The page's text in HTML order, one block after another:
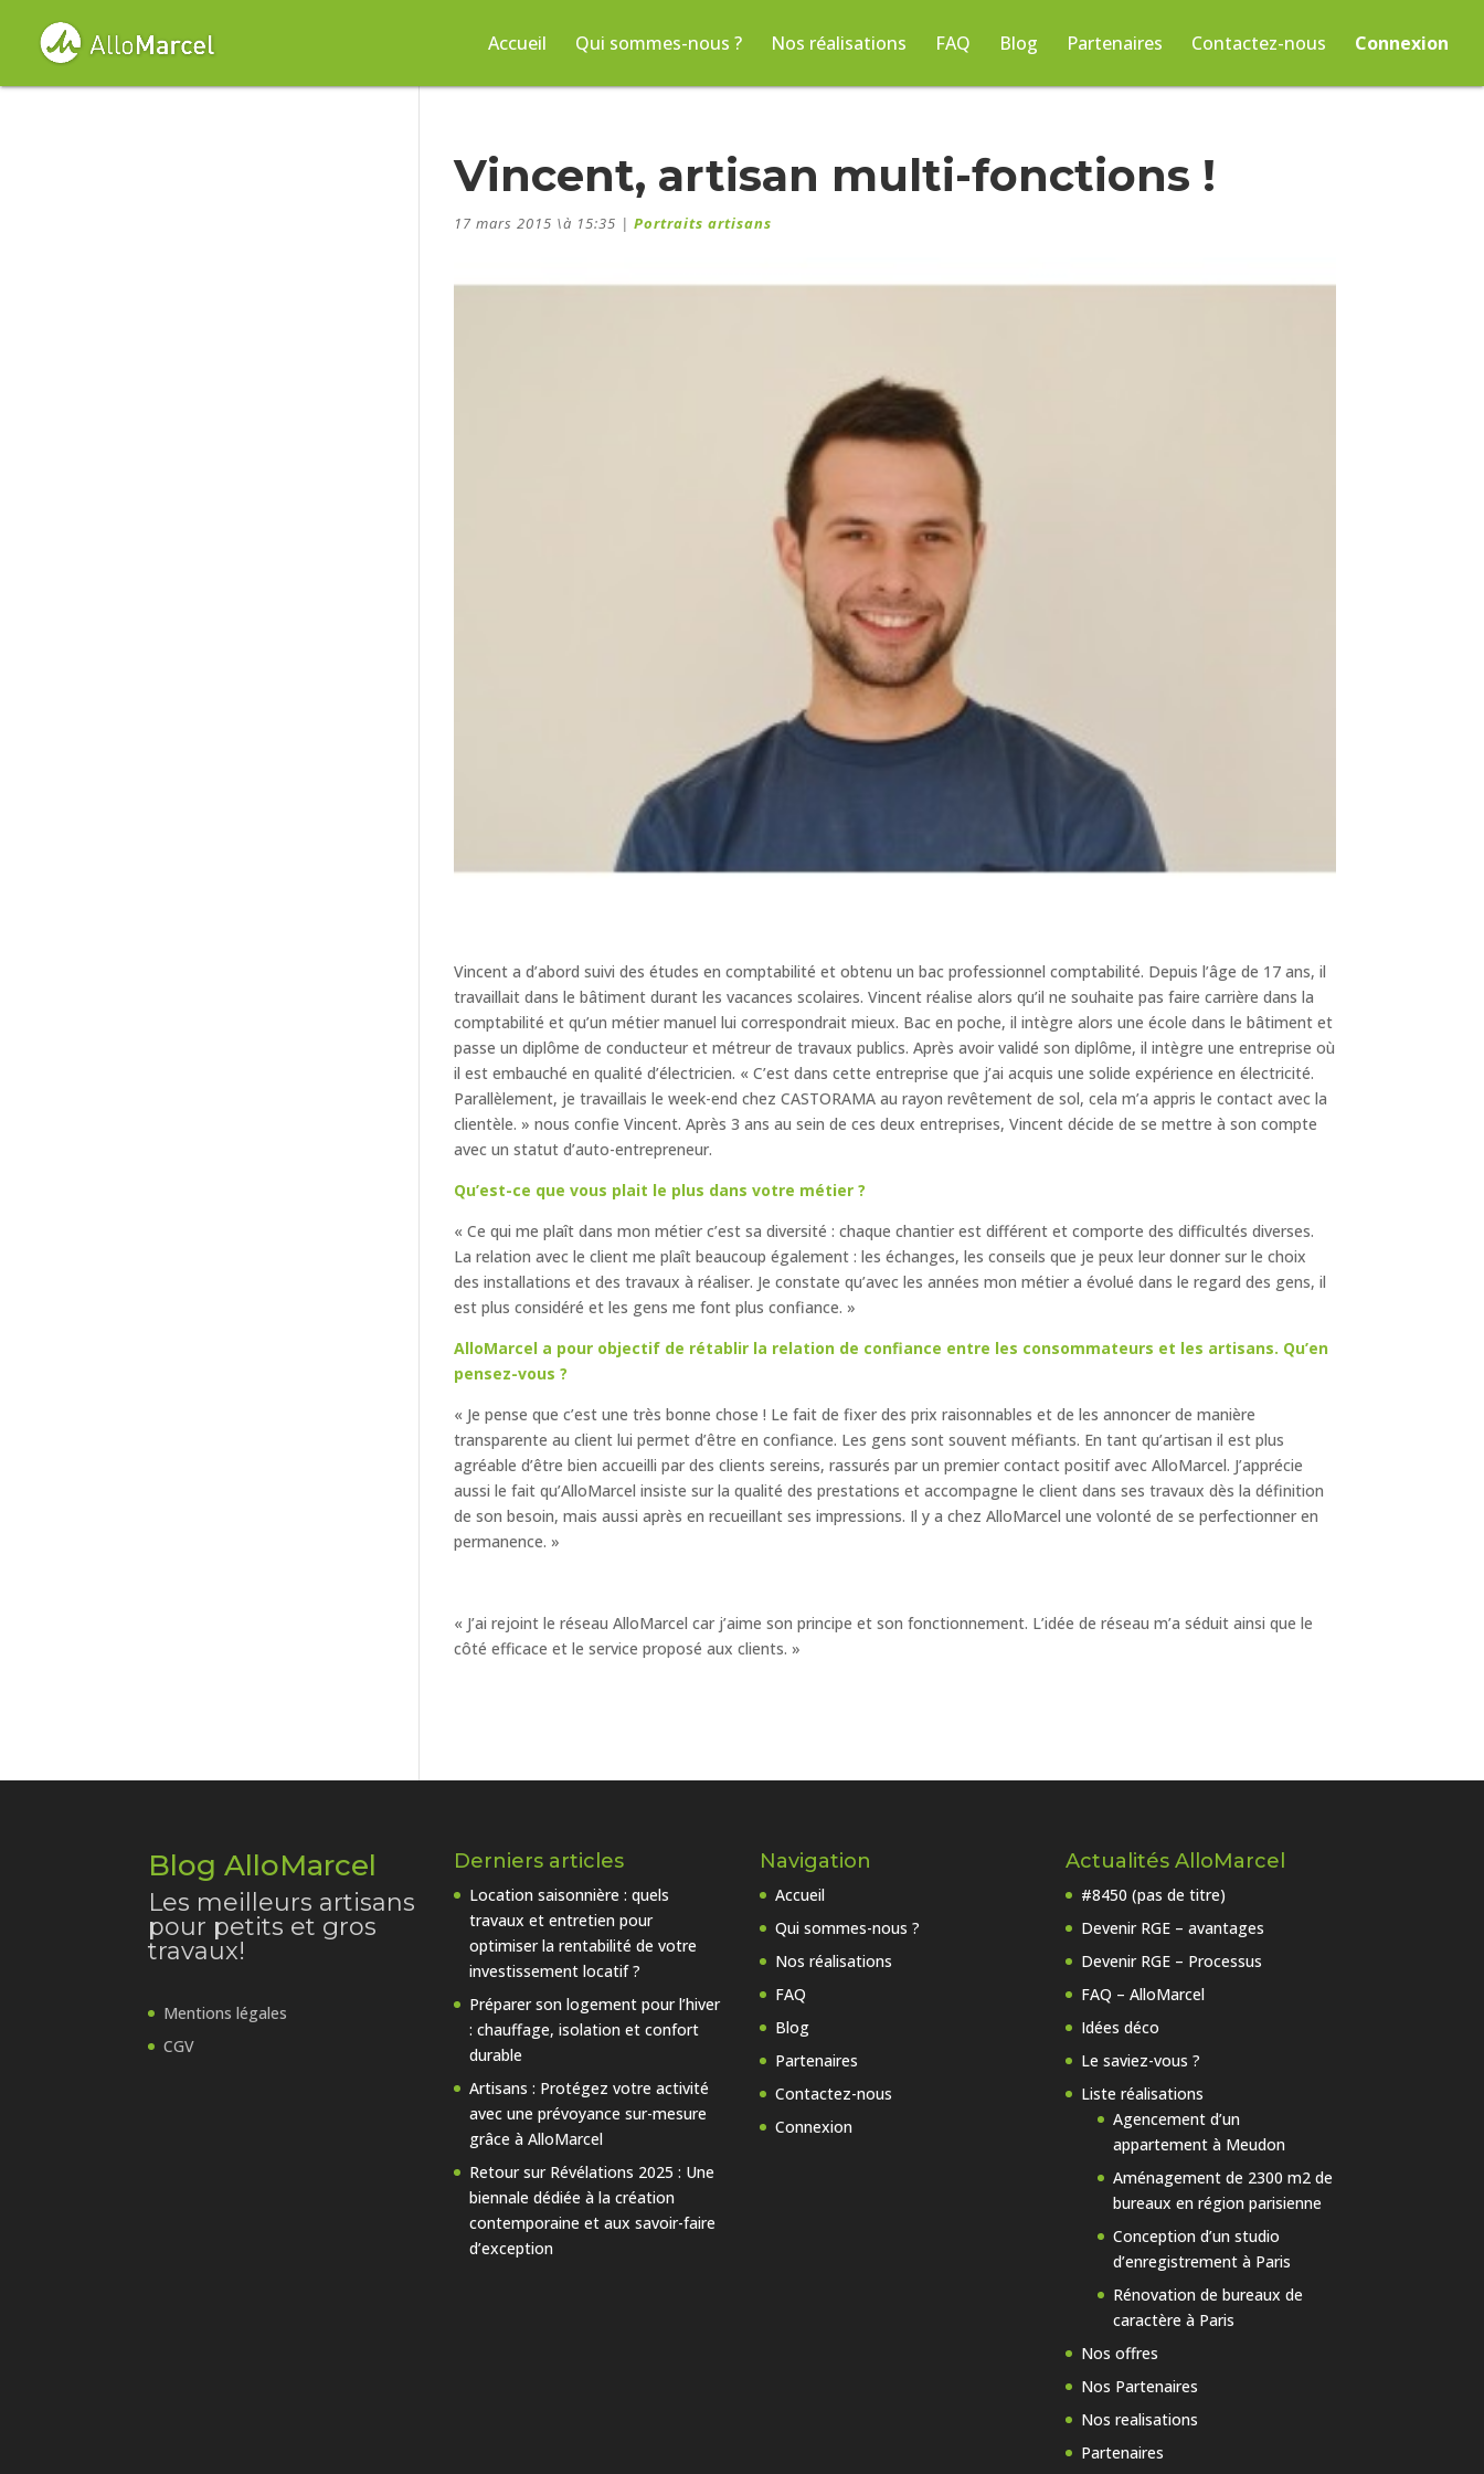
Accueil Qui sommes-nous ? Nos réalisations FAQ Blog Partenaires Contactez-nous Connexion
Vincent, artisan multi-fonctions !
17 mars 2015 \à 15:35 |Portraits artisans
Vincent a d’abord suivi des études en comptabilité et obtenu un bac professionnel comptabilité. Depuis l’âge de 17 ans, il
travaillait dans le bâtiment durant les vacances scolaires. Vincent réalise alors qu’il ne souhaite pas faire carrière dans la
comptabilité et qu’un métier manuel lui correspondrait mieux. Bac en poche, il intègre alors une école dans le bâtiment et
passe un diplôme de conducteur et métreur de travaux publics. Après avoir validé son diplôme, il intègre une entreprise où
il est embauché en qualité d’électricien. « C’est dans cette entreprise que j’ai acquis une solide expérience en électricité.
Parallèlement, je travaillais le week-end chez CASTORAMA au rayon revêtement de sol, cela m’a appris le contact avec la
clientèle. » nous confie Vincent. Après 3 ans au sein de ces deux entreprises, Vincent décide de se mettre à son compte
avec un statut d’auto-entrepreneur.
Qu’est-ce que vous plait le plus dans votre métier ?
« Ce qui me plaît dans mon métier c’est sa diversité : chaque chantier est différent et comporte des difficultés diverses.
La relation avec le client me plaît beaucoup également : les échanges, les conseils que je peux leur donner sur le choix
des installations et des travaux à réaliser. Je constate qu’avec les années mon métier a évolué dans le regard des gens, il
est plus considéré et les gens me font plus confiance. »
AlloMarcel a pour objectif de rétablir la relation de confiance entre les consommateurs et les artisans. Qu’en
pensez-vous ?
« Je pense que c’est une très bonne chose ! Le fait de fixer des prix raisonnables et de les annoncer de manière
transparente au client lui permet d’être en confiance. Les gens sont souvent méfiants. En tant qu’artisan il est plus
agréable d’être bien accueilli par des clients sereins, rassurés par un premier contact positif avec AlloMarcel. J’apprécie
aussi le fait qu’AlloMarcel insiste sur la qualité des prestations et accompagne le client dans ses travaux dès la définition
de son besoin, mais aussi après en recueillant ses impressions. Il y a chez AlloMarcel une volonté de se perfectionner en
permanence. »
« J’ai rejoint le réseau AlloMarcel car j’aime son principe et son fonctionnement. L’idée de réseau m’a séduit ainsi que le
côté efficace et le service proposé aux clients. »
Blog AlloMarcel
Les meilleurs artisans
pour petits et gros
travaux!
Mentions légales
CGV
Derniers articles
Location saisonnière : quels
travaux et entretien pour
optimiser la rentabilité de votre
investissement locatif ?
Préparer son logement pour l’hiver
: chauffage, isolation et confort
durable
Artisans : Protégez votre activité
avec une prévoyance sur-mesure
grâce à AlloMarcel
Retour sur Révélations 2025 : Une
biennale dédiée à la création
contemporaine et aux savoir-faire
d’exception
Navigation
Accueil
Qui sommes-nous ?
Nos réalisations
FAQ
Blog
Partenaires
Contactez-nous
Connexion
Actualités AlloMarcel
#8450 (pas de titre)
Devenir RGE – avantages
Devenir RGE – Processus
FAQ – AlloMarcel
Idées déco
Le saviez-vous ?
Liste réalisations
Agencement d’un
appartement à Meudon
Aménagement de 2300 m2 de
bureaux en région parisienne
Conception d’un studio
d’enregistrement à Paris
Rénovation de bureaux de
caractère à Paris
Nos offres
Nos Partenaires
Nos realisations
Partenaires